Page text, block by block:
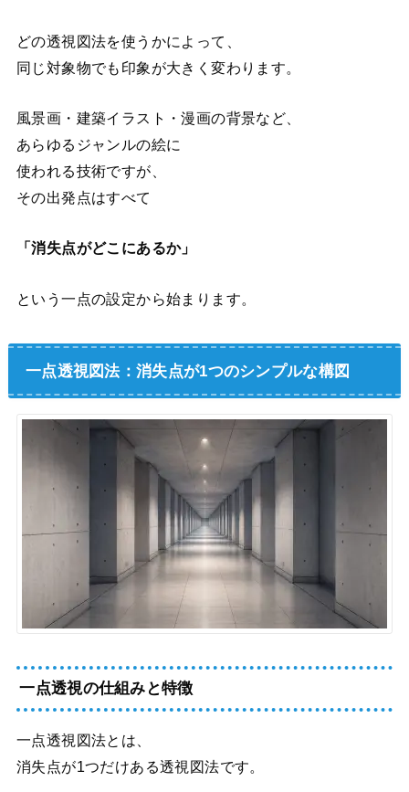
どの透視図法を使うかによって、
同じ対象物でも印象が大きく変わります。
風景画・建築イラスト・漫画の背景など、
あらゆるジャンルの絵に
使われる技術ですが、
その出発点はすべて
「消失点がどこにあるか」
という一点の設定から始まります。
一点透視図法：消失点が1つのシンプルな構図
一点透視の仕組みと特徴
一点透視図法とは、
消失点が1つだけある透視図法です。